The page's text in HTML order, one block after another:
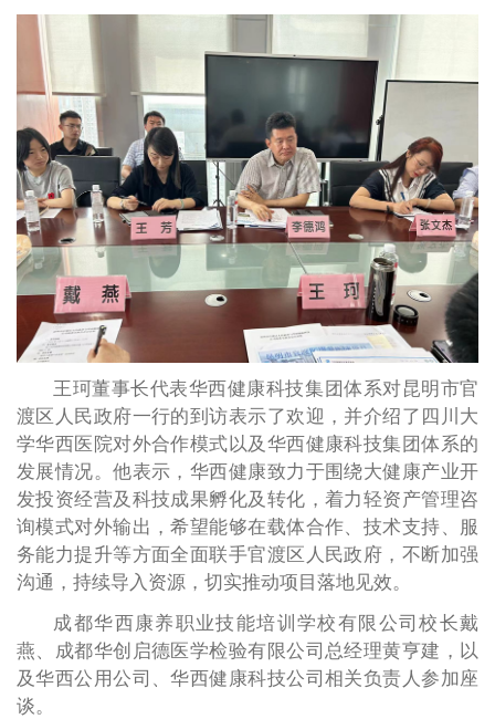
王珂董事长代表华西健康科技集团体系对昆明市官
渡区人民政府一行的到访表示了欢迎，并介绍了四川大
学华西医院对外合作模式以及华西健康科技集团体系的
发展情况。他表示，华西健康致力于围绕大健康产业开
发投资经营及科技成果孵化及转化，着力轻资产管理咨
询模式对外输出，希望能够在载体合作、技术支持、服
务能力提升等方面全面联手官渡区人民政府，不断加强
沟通，持续导入资源，切实推动项目落地见效。
成都华西康养职业技能培训学校有限公司校长戴
燕、成都华创启德医学检验有限公司总经理黄亨建，以
及华西公用公司、华西健康科技公司相关负责人参加座
谈。